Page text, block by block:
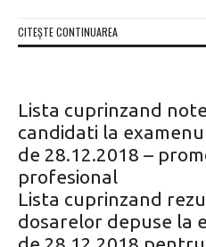
CITEȘTE CONTINUAREA
Lista cuprinzand
candidati la
de 28.12.2018 –
profesional
Lista cuprinzand
dosarelor depuse la